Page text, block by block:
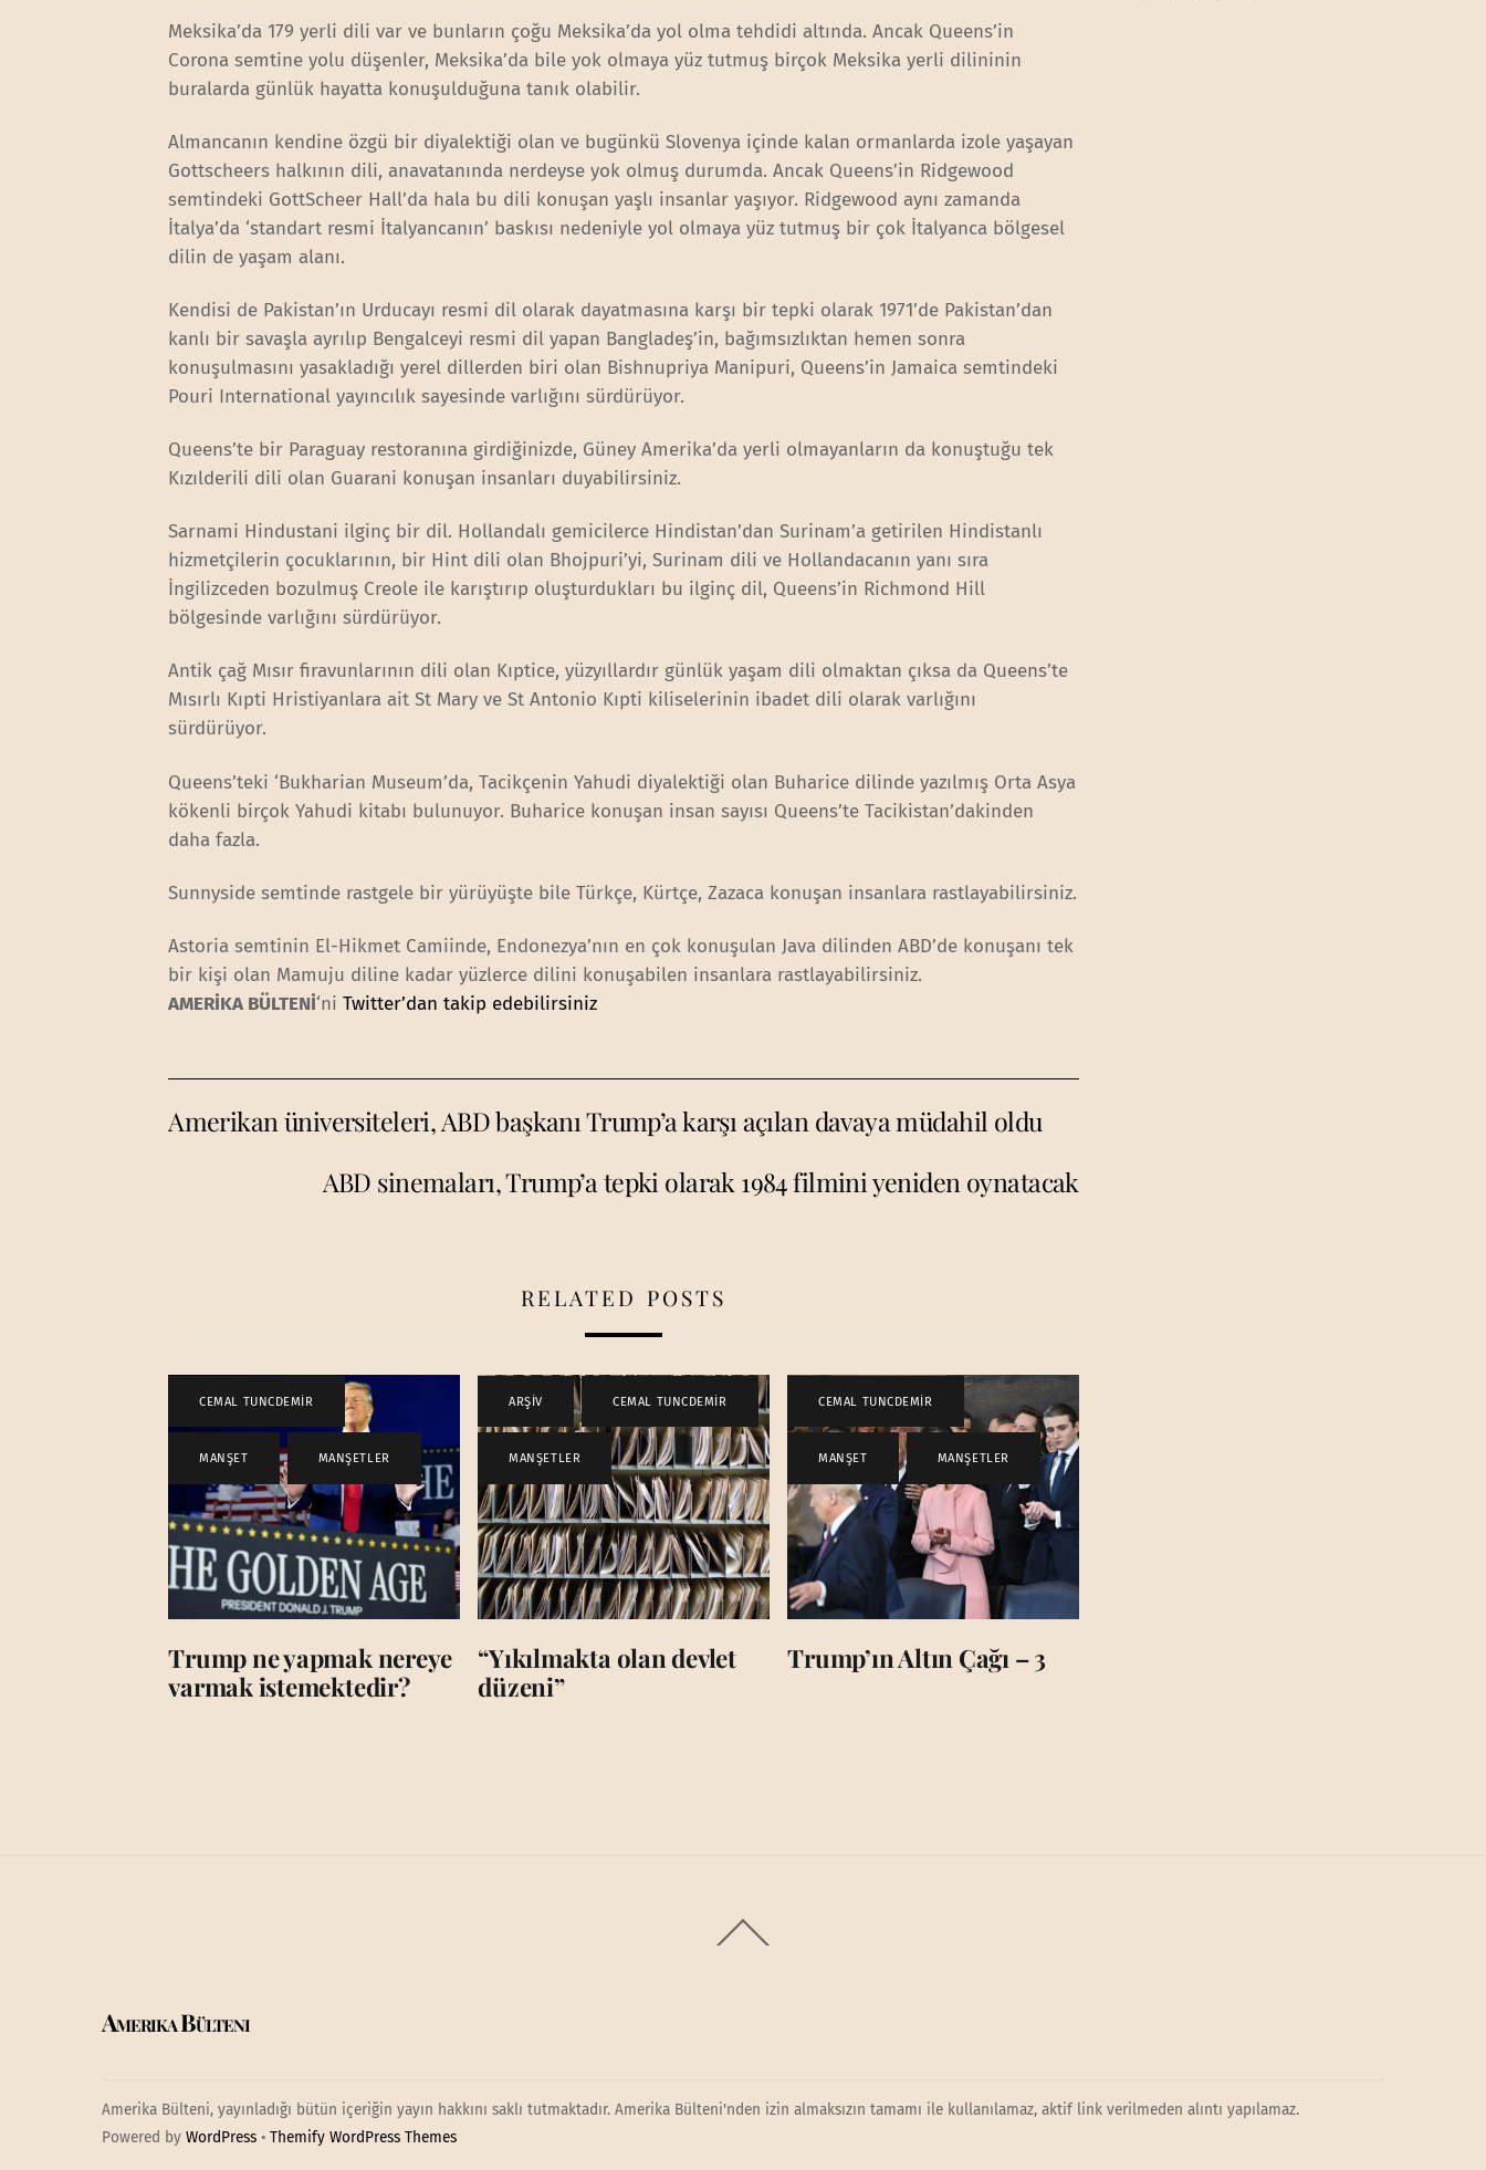
Meksika’da 179 yerli dili var ve bunların çoğu Meksika’da yol olma tehdidi altında. Ancak Queens’in
Corona semtine yolu düşenler, Meksika’da bile yok olmaya yüz tutmuş birçok Meksika yerli dilininin
buralarda günlük hayatta konuşulduğuna tanık olabilir.
Almancanın kendine özgü bir diyalektiği olan ve bugünkü Slovenya içinde kalan ormanlarda izole yaşayan
Gottscheers halkının dili, anavatanında nerdeyse yok olmuş durumda. Ancak Queens’in Ridgewood
semtindeki GottScheer Hall’da hala bu dili konuşan yaşlı insanlar yaşıyor. Ridgewood aynı zamanda
İtalya’da ‘standart resmi İtalyancanın’ baskısı nedeniyle yol olmaya yüz tutmuş bir çok İtalyanca bölgesel
dilin de yaşam alanı.
Kendisi de Pakistan’ın Urducayı resmi dil olarak dayatmasına karşı bir tepki olarak 1971’de Pakistan’dan
kanlı bir savaşla ayrılıp Bengalceyi resmi dil yapan Bangladeş’in, bağımsızlıktan hemen sonra
konuşulmasını yasakladığı yerel dillerden biri olan Bishnupriya Manipuri, Queens’in Jamaica semtindeki
Pouri International yayıncılık sayesinde varlığını sürdürüyor.
Queens’te bir Paraguay restoranına girdiğinizde, Güney Amerika’da yerli olmayanların da konuştuğu tek
Kızılderili dili olan Guarani konuşan insanları duyabilirsiniz.
Sarnami Hindustani ilginç bir dil. Hollandalı gemicilerce Hindistan’dan Surinam’a getirilen Hindistanlı
hizmetçilerin çocuklarının, bir Hint dili olan Bhojpuri’yi, Surinam dili ve Hollandacanın yanı sıra
İngilizceden bozulmuş Creole ile karıştırıp oluşturdukları bu ilginç dil, Queens’in Richmond Hill
bölgesinde varlığını sürdürüyor.
Antik çağ Mısır firavunlarının dili olan Kıptice, yüzyıllardır günlük yaşam dili olmaktan çıksa da Queens’te
Mısırlı Kıpti Hristiyanlara ait St Mary ve St Antonio Kıpti kiliselerinin ibadet dili olarak varlığını
sürdürüyor.
Queens’teki ‘Bukharian Museum’da, Tacikçenin Yahudi diyalektiği olan Buharice dilinde yazılmış Orta Asya
kökenli birçok Yahudi kitabı bulunuyor. Buharice konuşan insan sayısı Queens’te Tacikistan’dakinden
daha fazla.
Sunnyside semtinde rastgele bir yürüyüşte bile Türkçe, Kürtçe, Zazaca konuşan insanlara rastlayabilirsiniz.
Astoria semtinin El-Hikmet Camiinde, Endonezya’nın en çok konuşulan Java dilinden ABD’de konuşanı tek
bir kişi olan Mamuju diline kadar yüzlerce dilini konuşabilen insanlara rastlayabilirsiniz.
AMERİKA BÜLTENİ‘niTwitter’dan takip edebilirsiniz
Amerikan üniversiteleri, ABD başkanı Trump’a karşı açılan davaya müdahil oldu
ABD sinemaları, Trump’a tepki olarak 1984 filmini yeniden oynatacak
RELATED POSTS
CEMAL TUNCDEMİR ,
MANŞET , MANŞETLER
Trump ne yapmak nereye
varmak istemektedir?
ARŞİV , CEMAL TUNCDEMİR ,
MANŞETLER
“Yıkılmakta olan devlet
düzeni”
CEMAL TUNCDEMİR
MANŞET , MANŞETLER
Trump’ın Altın Çağı – 3
To
Amerika Bülteni
Amerika Bülteni, yayınladığı bütün içeriğin yayın hakkını saklı tutmaktadır. Amerika Bülteni'nden izin almaksızın tamamı ile kullanılamaz, aktif link verilmeden alıntı yapılamaz.
Powered by WordPress • Themify WordPress Themes